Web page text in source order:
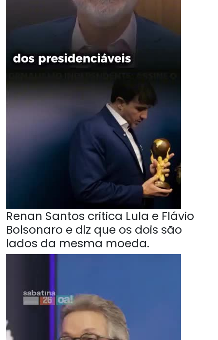
Renan Santos critica Lula e Flávio
Bolsonaro e diz que os dois são
lados da mesma moeda.